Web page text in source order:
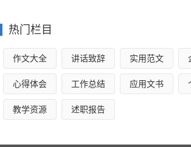
去集合，我来到操场上一看已经是人山人
不及待地在练习着，好像都要拿第一名
响，201班就开始比赛，同学们都沸腾起来
拉队员使劲的喊着。一分钟很快过去了，
热门栏目
作文大全 讲话致辞 实用范文
心得体会 工作总结 应用文书
教学资源 述职报告